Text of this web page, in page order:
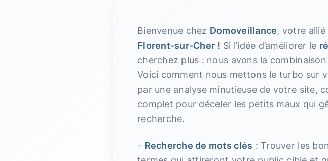
Bienvenue chez Domoveillance, votre
Florent-sur-Cher ! Si l’idée d’améliorer le
cherchez plus : nous avons la
Voici comment nous mettons le turbo sur
par une analyse minutieuse de votre site,
complet pour déceler les petits maux qui
recherche.
- Recherche de mots clés : Trouver les